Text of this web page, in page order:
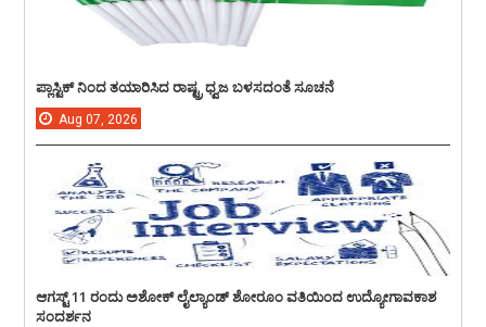
ಪ್ಲಾಸ್ಟಿಕ್ ನಿಂದ ತಯಾರಿಸಿದ ರಾಷ್ಟ್ರ ಧ್ವಜ ಬಳಸದಂತೆ ಸೂಚನೆ
Aug 07, 2026
ಆಗಸ್ಟ್ 11 ರಂದು ಅಶೋಕ್ ಲೈಲ್ಯಾಂಡ್ ಶೋರೂಂ ವತಿಯಿಂದ ಉದ್ಯೋಗಾವಕಾಶ
ಸಂದರ್ಶನ